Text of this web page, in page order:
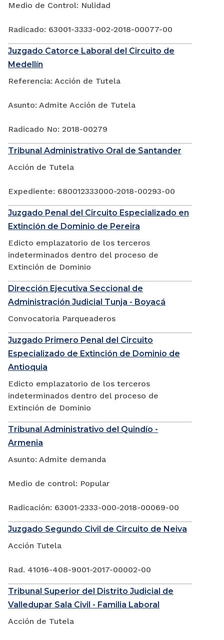
Medio de Control: Nulidad
Radicado: 63001-3333-002-2018-00077-00
Juzgado Catorce Laboral del Circuito de
Medellín
Referencia: Acción de Tutela
Asunto: Admite Acción de Tutela
Radicado No: 2018-00279
Tribunal Administrativo Oral de Santander
Acción de Tutela
Expediente: 680012333000-2018-00293-00
Juzgado Penal del Circuito Especializado en
Extinción de Dominio de Pereira
Edicto emplazatorio de los terceros
indeterminados dentro del proceso de
Extinción de Dominio
Dirección Ejecutiva Seccional de
Administración Judicial Tunja - Boyacá
Convocatoria Parqueaderos
Juzgado Primero Penal del Circuito
Especializado de Extinción de Dominio de
Antioquia
Edicto emplazatorio de los terceros
indeterminados dentro del proceso de
Extinción de Dominio
Tribunal Administrativo del Quindío -
Armenia
Asunto: Admite demanda
Medio de control: Popular
Radicación: 63001-2333-000-2018-00069-00
Juzgado Segundo Civil de Circuito de Neiva
Acción Tutela
Rad. 41016-408-9001-2017-00002-00
Tribunal Superior del Distrito Judicial de
Valledupar Sala Civil - Familia Laboral
Acción de Tutela